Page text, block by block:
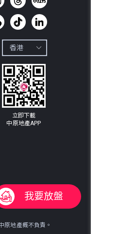
我要放盤
立即下載
中原地產APP
原地產概不負責。